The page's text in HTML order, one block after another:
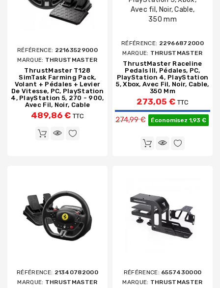
RÉFÉRENCE: 22163529000
MARQUE: THRUSTMASTER
ThrustMaster T128
SimTask Farming Pack,
Volant + Pédales + Levier
De Vitesse, PC, PlayStation
4, PlayStation 5, 270 - 900,
Avec Fil, Noir, Cable
489,86 € TTC
RÉFÉRENCE: 22966872000
MARQUE: THRUSTMASTER
ThrustMaster Raceline
Pedals III, Pédales, PC,
PlayStation 4, PlayStation
5, Xbox, Avec Fil, Noir, Cable,
350 Mm
273,05 € TTC
Prix de base
274,99 € Économisez 1,93 €
RÉFÉRENCE: 21340782000
MARQUE: THRUSTMASTER
RÉFÉRENCE: 6557430000
MARQUE: THRUSTMASTER